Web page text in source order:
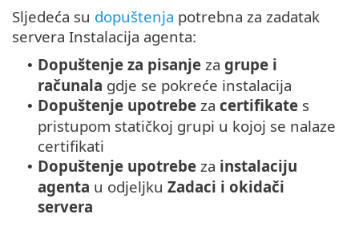
Sljedeća su dopuštenja potrebna za zadatak
servera Instalacija agenta:
• Dopuštenje za pisanje za grupe i
računala gdje se pokreće instalacija
• Dopuštenje upotrebe za certifikate s
pristupom statičkoj grupi u kojoj se nalaze
certifikati
• Dopuštenje upotrebe za instalaciju
agenta u odjeljku Zadaci i okidači
servera